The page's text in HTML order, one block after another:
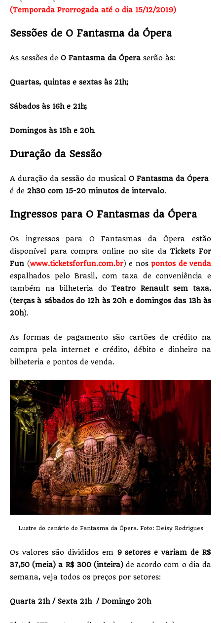
(Temporada Prorrogada até o dia 15/12/2019)
Sessões de O Fantasma da Ópera
As sessões de O Fantasma da Ópera serão às:
Quartas, quintas e sextas às 21h;
Sábados às 16h e 21h;
Domingos às 15h e 20h.
Duração da Sessão
A duração da sessão do musical O Fantasma da Ópera
é de 2h30 com 15-20 minutos de intervalo.
Ingressos para O Fantasmas da Ópera
Os ingressos para O Fantasmas da Ópera estão
disponível para compra online no site daTickets For
Fun (www.ticketsforfun.com.br) e nos pontos de venda
espalhados pelo Brasil, com taxa de conveniência e
também na bilheteria doTeatro Renault sem taxa,
(terças à sábados do 12h às 20h e domingos das 13h às
20h).
As formas de pagamento são cartões de crédito na
compra pela internet e crédito, débito e dinheiro na
bilheteria e pontos de venda.
Lustre do cenário do Fantasma da Ópera. Foto: Deisy Rodrigues
Os valores são divididos em 9 setores e variam de R$
37,50 (meia) a R$ 300 (inteira)de acordo com o dia da
semana, veja todos os preços por setores:
Quarta 21h / Sexta 21h / Domingo 20h